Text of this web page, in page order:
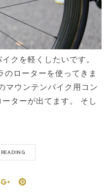
クを軽くしたいです。
のローターを使ってきま
マウンテンバイク用コン
ターが出てます。 そし